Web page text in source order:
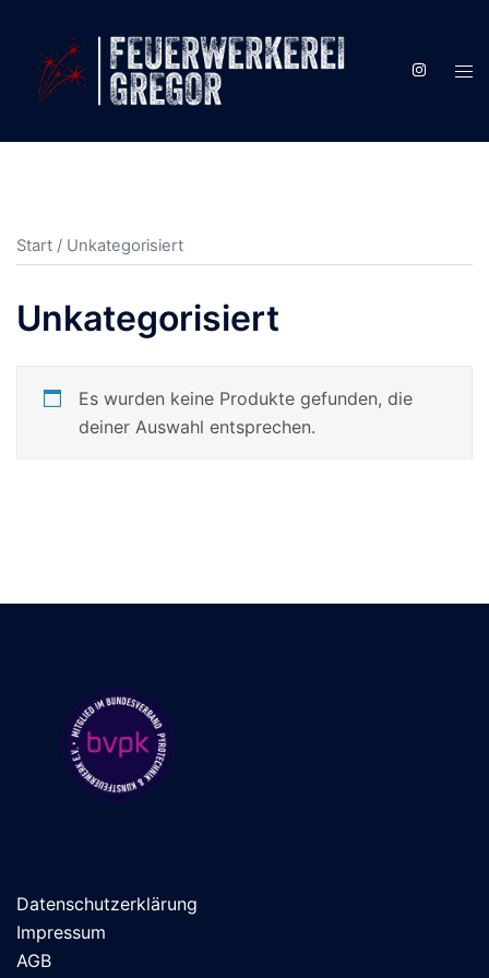
springen
Start / Unkategorisiert
Unkategorisiert
Es wurden keine Produkte gefunden, die
deiner Auswahl entsprechen.
Datenschutzerklärung
Impressum
AGB